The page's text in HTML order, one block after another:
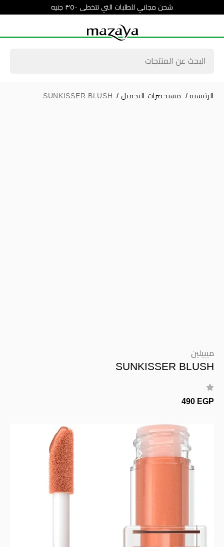
شحن مجاني للطلبات التي تتخطى ٣٥٠٠ جنيه
الرئيسية / مستحضرات التجميل /
SUNKISSER BLUSH
ميبيلين
SUNKISSER BLUSH
490 EGP